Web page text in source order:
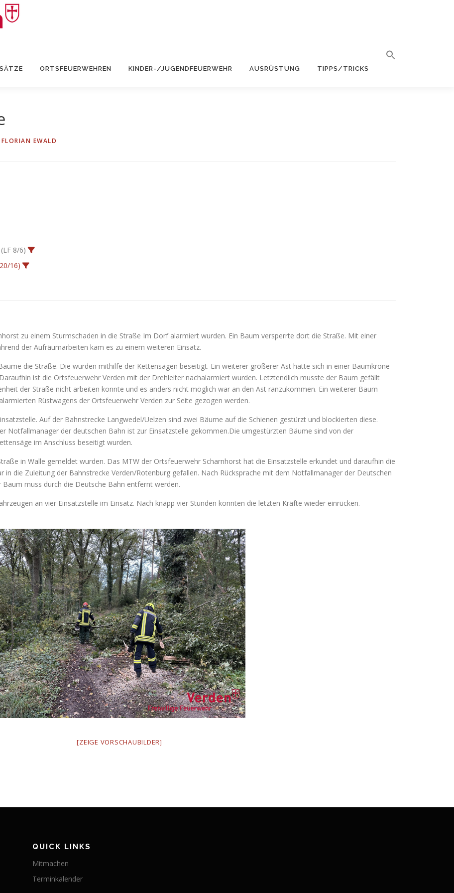
ORTSFEUERWEHREN KINDER-/JUGENDFEUERWEHR AUSRÜSTUNG TIPPS/TRICKS
FLORIAN EWALD
(LF 8/6)
16)
zu einem Sturmschaden in die Straße Im Dorf alarmiert wurden. Ein Baum versperrte dort die Straße. Mit einer
der Aufräumarbeiten kam es zu einem weiteren Einsatz.
die Straße. Die wurden mithilfe der Kettensägen beseitigt. Ein weiterer größerer Ast hatte sich in einer Baumkrone
ist die Ortsfeuerwehr Verden mit der Drehleiter nachalarmiert wurden. Letztendlich musste der Baum gefällt
der Straße nicht arbeiten konnte und es anders nicht möglich war an den Ast ranzukommen. Ein weiterer Baum
Rüstwagens der Ortsfeuerwehr Verden zur Seite gezogen werden.
Auf der Bahnstrecke Langwedel/Uelzen sind zwei Bäume auf die Schienen gestürzt und blockierten diese.
Notfallmanager der deutschen Bahn ist zur Einsatzstelle gekommen.Die umgestürzten Bäume sind von der
im Anschluss beseitigt wurden.
in Walle gemeldet wurden. Das MTW der Ortsfeuerwehr Scharnhorst hat die Einsatzstelle erkundet und daraufhin die
in die Zuleitung der Bahnstrecke Verden/Rotenburg gefallen. Nach Rücksprache mit dem Notfallmanager der Deutschen
muss durch die Deutsche Bahn entfernt werden.
an vier Einsatzstelle im Einsatz. Nach knapp vier Stunden konnten die letzten Kräfte wieder einrücken.
[ZEIGE VORSCHAUBILDER]
QUICK LINKS
Mitmachen
Terminkalender